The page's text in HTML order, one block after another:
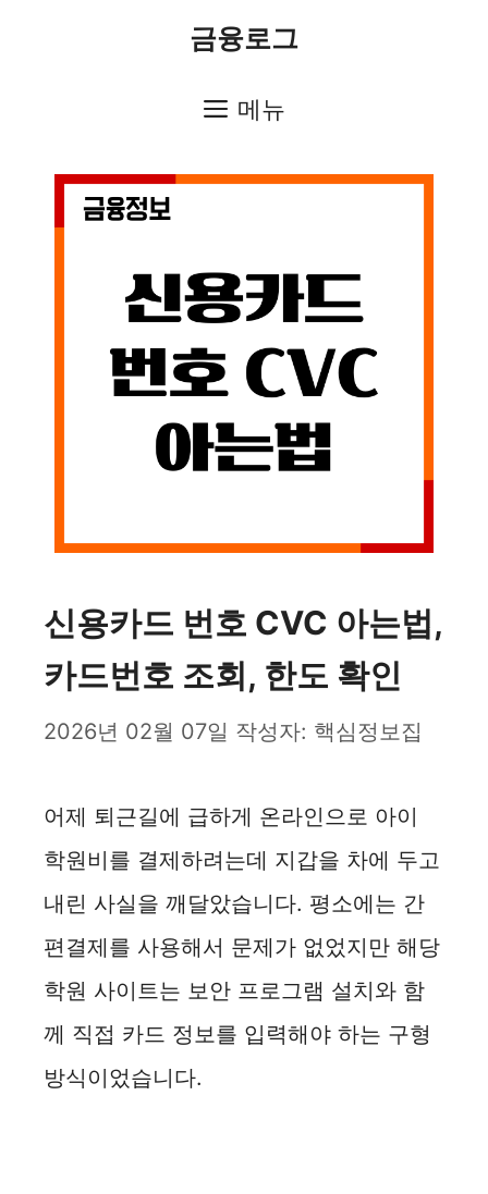
금융로그
메뉴
신용카드 번호 CVC 아는법,
카드번호 조회, 한도 확인
2026년 02월 07일 작성자: 핵심정보집
어제 퇴근길에 급하게 온라인으로 아이
학원비를 결제하려는데 지갑을 차에 두고
내린 사실을 깨달았습니다. 평소에는 간
편결제를 사용해서 문제가 없었지만 해당
학원 사이트는 보안 프로그램 설치와 함
께 직접 카드 정보를 입력해야 하는 구형
방식이었습니다.